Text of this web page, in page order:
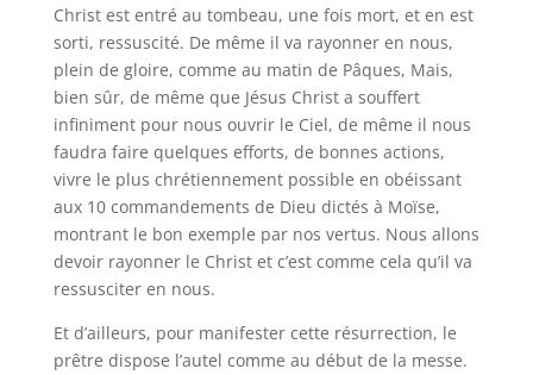
Christ est entré au tombeau, une fois mort, et en est
sorti, ressuscité. De même il va rayonner en nous,
plein de gloire, comme au matin de Pâques, Mais,
bien sûr, de même que Jésus Christ a souffert
infiniment pour nous ouvrir le Ciel, de même il nous
faudra faire quelques efforts, de bonnes actions,
vivre le plus chrétiennement possible en obéissant
aux 10 commandements de Dieu dictés à Moïse,
montrant le bon exemple par nos vertus. Nous allons
devoir rayonner le Christ et c’est comme cela qu’il va
ressusciter en nous.
Et d’ailleurs, pour manifester cette résurrection, le
prêtre dispose l’autel comme au début de la messe.